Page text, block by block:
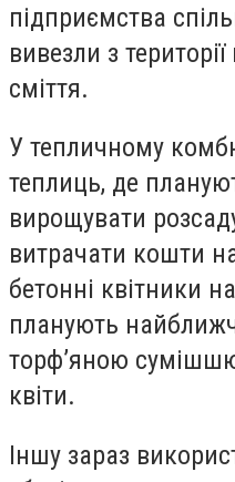
підприємства
вивезли з
сміття.
У тепличному
теплиць, де
вирощувати
витрачати кошти
бетонні квітники
планують
торф’яною
квіти.
Іншу зараз